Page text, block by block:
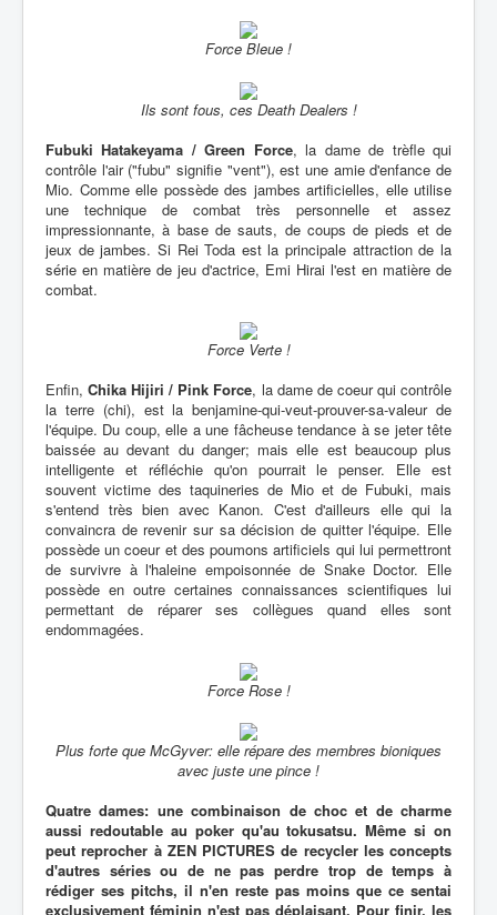
Force Bleue !
Ils sont fous, ces Death Dealers !
Fubuki Hatakeyama / Green Force, la dame de trèfle qui
contrôle l'air ("fubu" signifie "vent"), est une amie d'enfance de
Mio. Comme elle possède des jambes artificielles, elle utilise
une technique de combat très personnelle et assez
impressionnante, à base de sauts, de coups de pieds et de
jeux de jambes. Si Rei Toda est la principale attraction de la
série en matière de jeu d'actrice, Emi Hirai l'est en matière de
combat.
Force Verte !
Enfin,Chika Hijiri / Pink Force, la dame de coeur qui contrôle
la terre (chi), est la benjamine-qui-veut-prouver-sa-valeur de
l'équipe. Du coup, elle a une fâcheuse tendance à se jeter tête
baissée au devant du danger; mais elle est beaucoup plus
intelligente et réfléchie qu'on pourrait le penser. Elle est
souvent victime des taquineries de Mio et de Fubuki, mais
s'entend très bien avec Kanon. C'est d'ailleurs elle qui la
convaincra de revenir sur sa décision de quitter l'équipe. Elle
possède un coeur et des poumons artificiels qui lui permettront
de survivre à l'haleine empoisonnée de Snake Doctor. Elle
possède en outre certaines connaissances scientifiques lui
permettant de réparer ses collègues quand elles sont
endommagées.
Force Rose !
Plus forte que McGyver: elle répare des membres bioniques
avec juste une pince !
Quatre dames: une combinaison de choc et de charme
aussi redoutable au poker qu'au tokusatsu. Même si on
peut reprocher à ZEN PICTURES de recycler les concepts
d'autres séries ou de ne pas perdre trop de temps à
rédiger ses pitchs, il n'en reste pas moins que ce sentai
exclusivement féminin n'est pas déplaisant. Pour finir, les